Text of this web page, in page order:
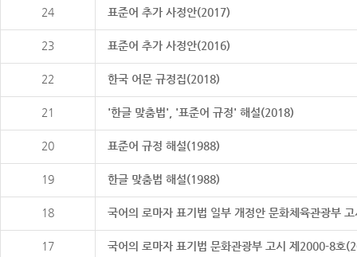
24 표준어 추가 사정안(2017)
23 표준어 추가 사정안(2016)
22 한국 어문 규정집(2018)
21 '한글 맞춤법', '표준어 규정' 해설(2018)
20 표준어 규정 해설(1988)
19 한글 맞춤법 해설(1988)
18 국어의 로마자 표기법 일부 개정안 문화체육관광부
17 국어의 로마자 표기법 문화관광부 고시 제2000-8호